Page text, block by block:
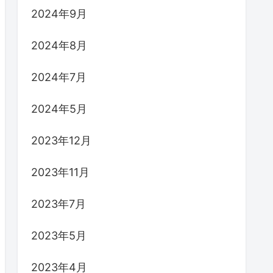
2024年9月
2024年8月
2024年7月
2024年5月
2023年12月
2023年11月
2023年7月
2023年5月
2023年4月